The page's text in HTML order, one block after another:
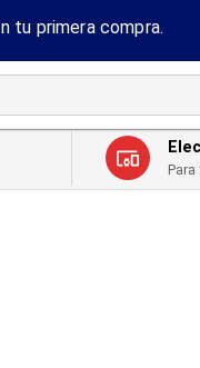
tu primera compra.